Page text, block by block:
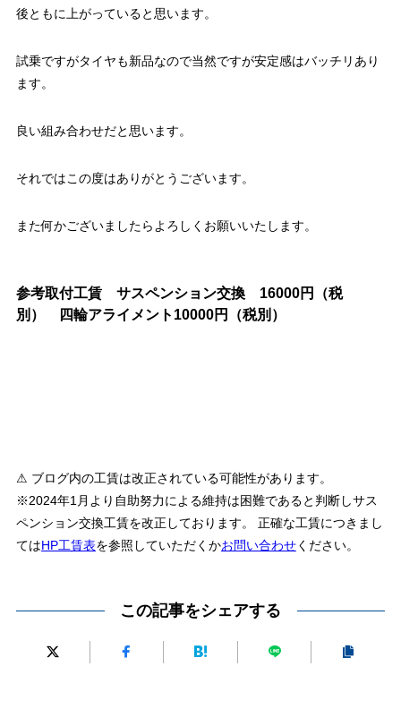
後ともに上がっていると思います。
試乗ですがタイヤも新品なので当然ですが安定感はバッチリあり
ます。
良い組み合わせだと思います。
それではこの度はありがとうございます。
また何かございましたらよろしくお願いいたします。
参考取付工賃 サスペンション交換 16000円（税
別） 四輪アライメント10000円（税別）
⚠ ブログ内の工賃は改正されている可能性があります。
※2024年1月より自助努力による維持は困難であると判断しサス
ペンション交換工賃を改正しております。 正確な工賃につきまし
てはHP工賃表を参照していただくかお問い合わせください。
この記事をシェアする